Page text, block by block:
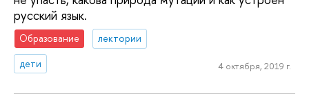
русский язык.
Образование
лектории
дети
4 октября, 2019 г.